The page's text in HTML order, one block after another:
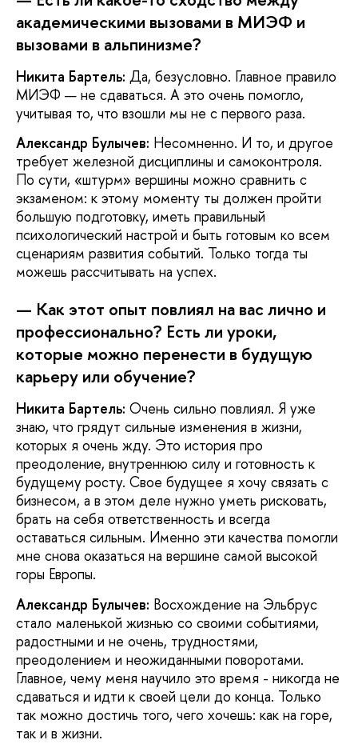
академическими вызовами в МИЭФ и
вызовами в альпинизме?
Никита Бартель: Да, безусловно. Главное правило
МИЭФ — не сдаваться. А это очень помогло,
учитывая то, что взошли мы не с первого раза.
Александр Булычев: Несомненно. И то, и другое
требует железной дисциплины и самоконтроля.
По сути, «штурм» вершины можно сравнить с
экзаменом: к этому моменту ты должен пройти
большую подготовку, иметь правильный
психологический настрой и быть готовым ко всем
сценариям развития событий. Только тогда ты
можешь рассчитывать на успех.
— Как этот опыт повлиял на вас лично и
профессионально? Есть ли уроки,
которые можно перенести в будущую
карьеру или обучение?
Никита Бартель: Очень сильно повлиял. Я уже
знаю, что грядут сильные изменения в жизни,
которых я очень жду. Это история про
преодоление, внутреннюю силу и готовность к
будущему росту. Свое будущее я хочу связать с
бизнесом, а в этом деле нужно уметь рисковать,
брать на себя ответственность и всегда
оставаться сильным. Именно эти качества помогли
мне снова оказаться на вершине самой высокой
горы Европы.
Александр Булычев: Восхождение на Эльбрус
стало маленькой жизнью со своими событиями,
радостными и не очень, трудностями,
преодолением и неожиданными поворотами.
Главное, чему меня научило это время - никогда не
сдаваться и идти к своей цели до конца. Только
так можно достичь того, чего хочешь: как на горе,
так и в жизни.